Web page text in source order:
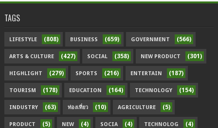
TAGS
LIFESTYLE (808) BUSINESS (659) GOVERNMENT (566)
ARTS & CULTURE (427) SOCIAL (358) NEW PRODUCT (301)
HIGHLIGHT (279) SPORTS (216) ENTERTAIN (187)
TOURISM (178) EDUCATION (164) TECHNOLOGY (154)
INDUSTRY (63) ท่องเที่ยว (10) AGRICULTURE (5)
PRODUCT (5) NEW (4) SOCIA (4) TECHNOLOG (4)